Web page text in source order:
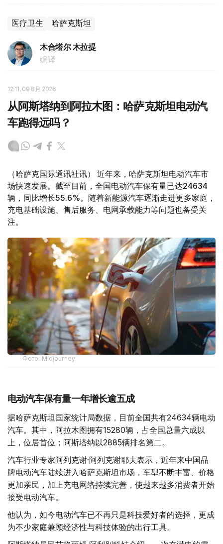
医疗卫生 哈萨克斯坦
木合塔尔 木拉提
编译
12:11, 09 8月 2026
从阿斯塔纳到阿拉木图：哈萨克斯坦电动汽
车跑得远吗？
（哈萨克国际通讯社讯） 近年来，哈萨克斯坦电动汽车市
场快速发展。截至目前，全国电动汽车保有量已达24634
辆，同比增长55.6%。随着新能源汽车逐渐走进更多家庭，
充电基础设施、售后服务、电网承载能力等问题也备受关
注。
Фото: Midjourney
电动汽车保有量一年增长逾五成
据哈萨克斯坦国家统计局数据，目前全国共有24634辆电动
汽车。其中，阿拉木图拥有15280辆，占全国总量六成以
上，位居首位；阿斯塔纳以2885辆排名第二。
汽车行业专家阿列克谢·阿列克谢耶夫表示，近年来中国品
牌电动汽车陆续进入哈萨克斯坦市场，车型不断丰富、价格
更加亲民，加上充电网络持续完善，使越来越多消费者开始
接受电动汽车。
他认为，如今电动汽车已不再只是科技爱好者的选择，更成
为不少家庭兼顾经济性与科技体验的出行工具。